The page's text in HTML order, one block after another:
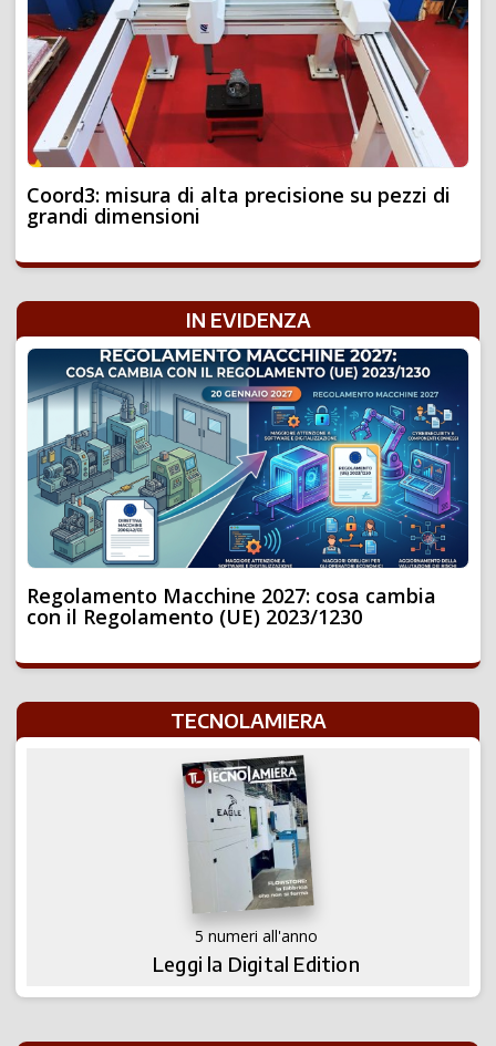
Coord3: misura di alta precisione su pezzi di
grandi dimensioni
IN EVIDENZA
Regolamento Macchine 2027: cosa cambia
con il Regolamento (UE) 2023/1230
TECNOLAMIERA
5 numeri all'anno
Leggi la Digital Edition